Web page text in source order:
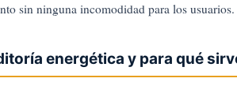
sin ninguna incomodidad para los usuarios.
energética y para qué